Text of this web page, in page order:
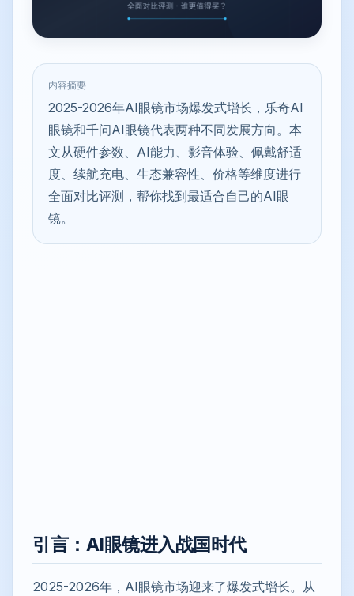
内容摘要
2025-2026年AI眼镜市场爆发式增长，乐奇AI
眼镜和千问AI眼镜代表两种不同发展方向。本
文从硬件参数、AI能力、影音体验、佩戴舒适
度、续航充电、生态兼容性、价格等维度进行
全面对比评测，帮你找到最适合自己的AI眼
镜。
引言：AI眼镜进入战国时代
2025-2026年，AI眼镜市场迎来了爆发式增长。从